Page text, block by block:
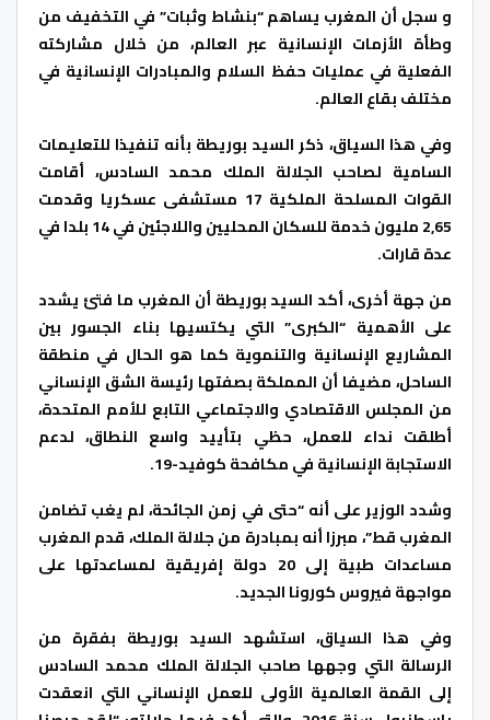
و سجل أن المغرب يساهم “بنشاط وثبات” في التخفيف من
وطأة الأزمات الإنسانية عبر العالم، من خلال مشاركته
الفعلية في عمليات حفظ السلام والمبادرات الإنسانية في
مختلف بقاع العالم.
وفي هذا السياق، ذكر السيد بوريطة بأنه تنفيذا للتعليمات
السامية لصاحب الجلالة الملك محمد السادس، أقامت
القوات المسلحة الملكية 17 مستشفى عسكريا وقدمت
2,65 مليون خدمة للسكان المحليين واللاجئين في 14 بلدا في
عدة قارات.
من جهة أخرى، أكد السيد بوريطة أن المغرب ما فتئ يشدد
على الأهمية “الكبرى” التي يكتسيها بناء الجسور بين
المشاريع الإنسانية والتنموية كما هو الحال في منطقة
الساحل، مضيفا أن المملكة بصفتها رئيسة الشق الإنساني
من المجلس الاقتصادي والاجتماعي التابع للأمم المتحدة،
أطلقت نداء للعمل، حظي بتأييد واسع النطاق، لدعم
الاستجابة الإنسانية في مكافحة كوفيد-19.
وشدد الوزير على أنه “حتى في زمن الجائحة، لم يغب تضامن
المغرب قط”، مبرزا أنه بمبادرة من جلالة الملك، قدم المغرب
مساعدات طبية إلى 20 دولة إفريقية لمساعدتها على
مواجهة فيروس كورونا الجديد.
وفي هذا السياق، استشهد السيد بوريطة بفقرة من
الرسالة التي وجهها صاحب الجلالة الملك محمد السادس
إلى القمة العالمية الأولى للعمل الإنساني التي انعقدت